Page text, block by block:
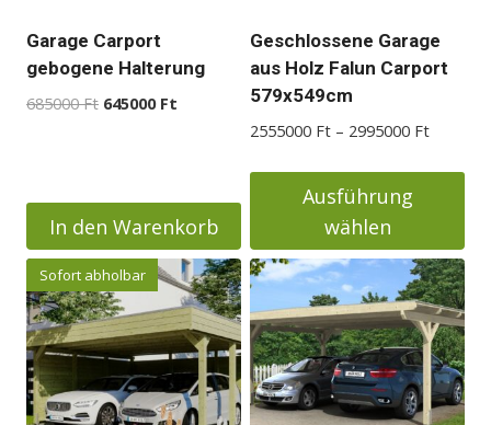
gewählt
werden
gewählt
werden
Garage Carport
gebogene Halterung
685000Ft Ursprünglicher
645000 Ft
645000 Ft.
In den Warenkorb
Geschlossene Garage
aus Holz Falun Carport
579x549cm
2555000 Ft – 2995000 Ft
bis
Ausführung
wählen
Dieses
Produkt
weist
mehrere
Varianten
auf.
Sofort abholbar